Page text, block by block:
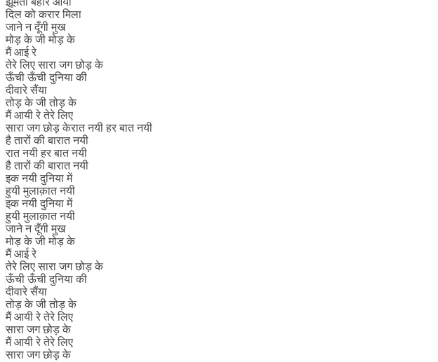
दिल को करार मिला
जाने न दूँगी मुख
मोड़ के जी मोड़ के
मैं आई रे
तेरे लिए सारा जग छोड़ के
ऊँची ऊँची दुनिया की
दीवारे सैंया
तोड़ के जी तोड़ के
मैं आयी रे तेरे लिए
सारा जग छोड़ केरात नयी हर बात नयी
है तारों की बारात नयी
रात नयी हर बात नयी
है तारों की बारात नयी
इक नयी दुनिया में
हुयी मुलाक़ात नयी
इक नयी दुनिया में
हुयी मुलाक़ात नयी
जाने न दूँगी मुख
मोड़ के जी मोड़ के
मैं आई रे
तेरे लिए सारा जग छोड़ के
ऊँची ऊँची दुनिया की
दीवारे सैंया
तोड़ के जी तोड़ के
मैं आयी रे तेरे लिए
सारा जग छोड़ के
मैं आयी रे तेरे लिए
सारा जग छोड़ के